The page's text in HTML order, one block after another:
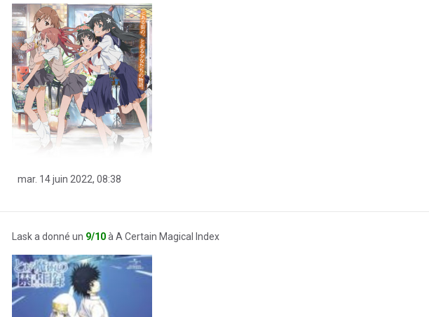
mar. 14 juin 2022, 08:38
Lask a donné un 9/10à A Certain Magical Index